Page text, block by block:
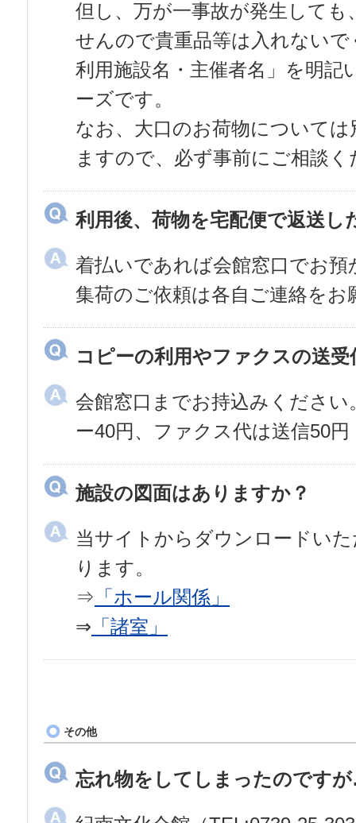
但し、万が一事故が発生して
せんので貴重品等は入れない
利用施設名・主催者名」を明
ーズです。
なお、大口のお荷物について
ますので、必ず事前にご相談く
利用後、荷物を宅配便で返送し
着払いであれば会館窓口でお
集荷のご依頼は各自ご連絡をお
コピーの利用やファクスの送
会館窓口までお持込みくださ
ー40円、ファクス代は送信50
施設の図面はありますか？
当サイトからダウンロードい
ります。
⇒ 「ホール関係」
⇒ 「諸室」
その他
忘れ物をしてしまったのです